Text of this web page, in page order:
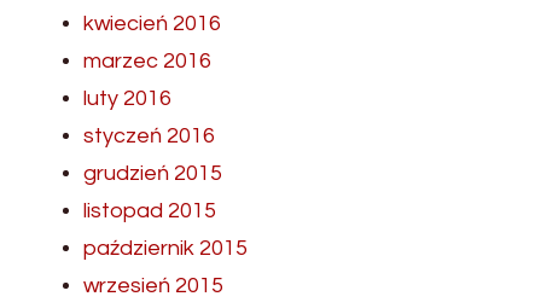
kwiecień 2016
marzec 2016
luty 2016
styczeń 2016
grudzień 2015
listopad 2015
październik 2015
wrzesień 2015